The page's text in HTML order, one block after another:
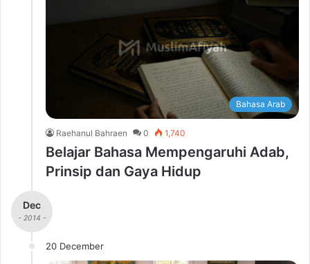
Bahasa Arab
Raehanul Bahraen 0 1,740
Belajar Bahasa Mempengaruhi Adab,
Prinsip dan Gaya Hidup
Dec
- 2014 -
20 December